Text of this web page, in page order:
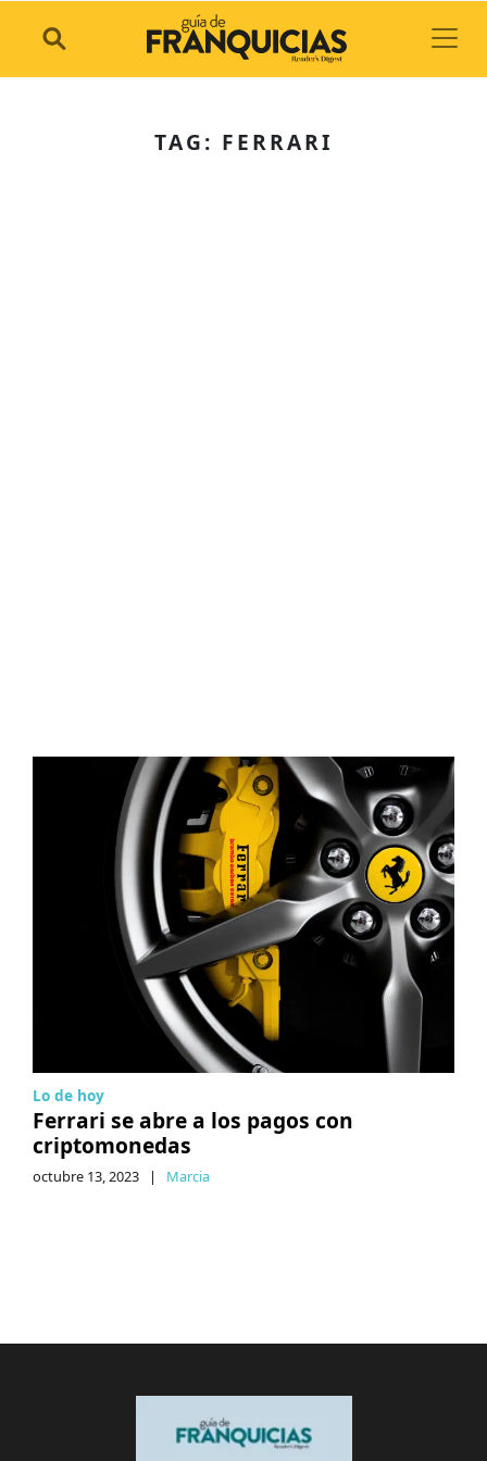
TAG: FERRARI
Lo de hoy
Ferrari se abre a los pagos con
criptomonedas
octubre 13, 2023 | Marcia